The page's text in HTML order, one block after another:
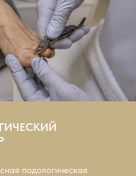
подологическая